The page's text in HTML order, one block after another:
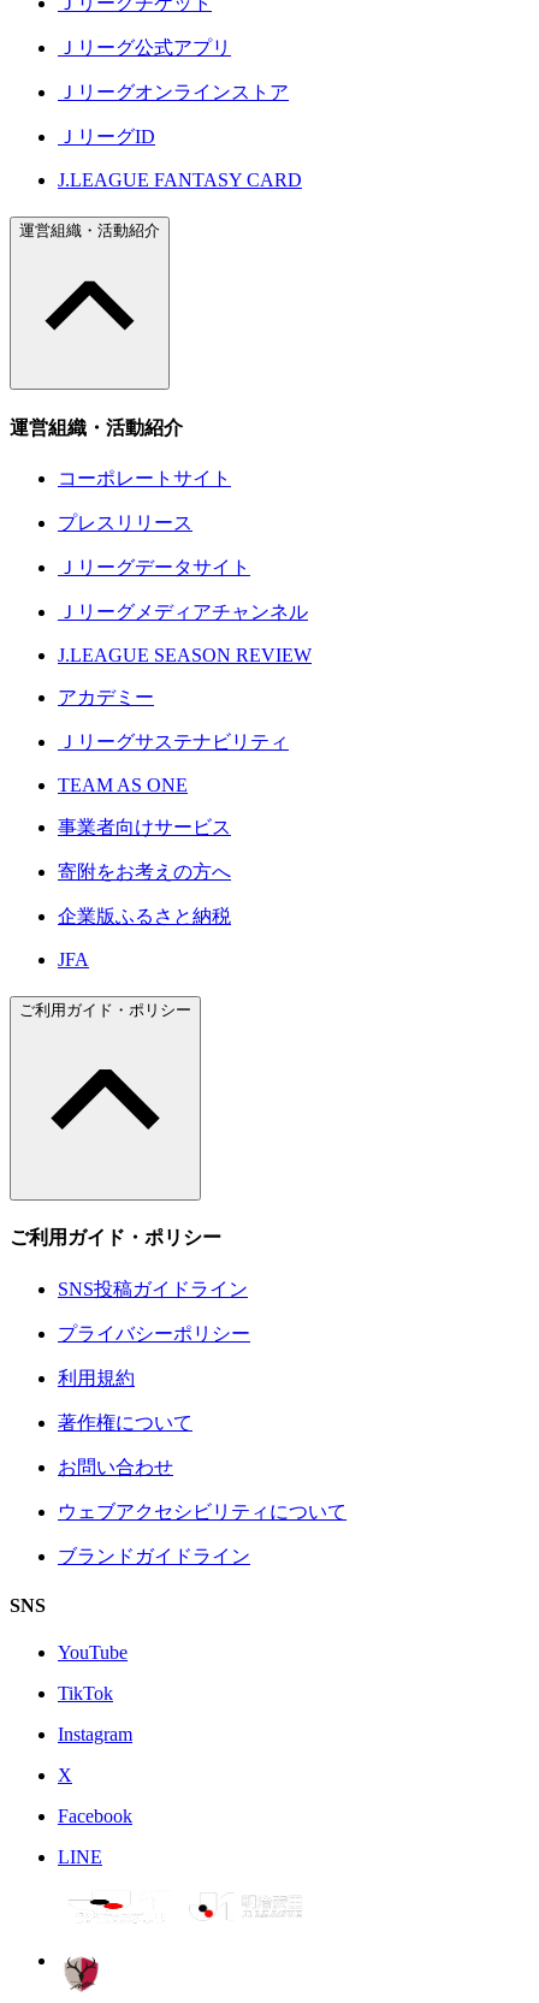
Ｊリーグ公式アプリ
Ｊリーグオンラインストア
ＪリーグID
J.LEAGUE FANTASY CARD
運営組織・活動紹介
運営組織・活動紹介
コーポレートサイト
プレスリリース
Ｊリーグデータサイト
Ｊリーグメディアチャンネル
J.LEAGUE SEASON REVIEW
アカデミー
Ｊリーグサステナビリティ
TEAM AS ONE
事業者向けサービス
寄附をお考えの方へ
企業版ふるさと納税
JFA
ご利用ガイド・ポリシー
ご利用ガイド・ポリシー
SNS投稿ガイドライン
プライバシーポリシー
利用規約
著作権について
お問い合わせ
ウェブアクセシビリティについて
ブランドガイドライン
SNS
YouTube
TikTok
Instagram
X
Facebook
LINE